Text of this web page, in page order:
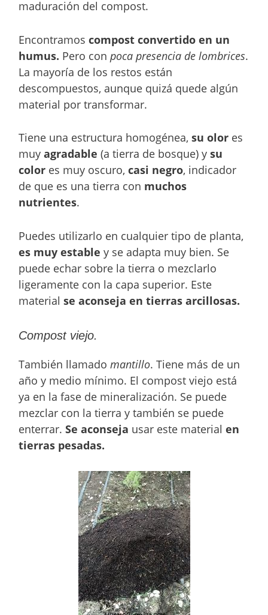
maduración del compost.
Encontramos compost convertido en un
humus. Pero conpoca presencia de lombrices.
La mayoría de los restos están
descompuestos, aunque quizá quede algún
material por transformar.
Tiene una estructura homogénea,su olor es
muyagradable (a tierra de bosque) ysu
color es muy oscuro,casi negro, indicador
de que es una tierra con muchos
nutrientes.
Puedes utilizarlo en cualquier tipo de planta,
es muy estable y se adapta muy bien. Se
puede echar sobre la tierra o mezclarlo
ligeramente con la capa superior. Este
materialse aconseja en tierras arcillosas.
Compost viejo.
También llamado mantillo. Tiene más de un
año y medio mínimo. El compost viejo está
ya en la fase de mineralización. Se puede
mezclar con la tierra y también se puede
enterrar. Se aconseja usar este material en
tierras pesadas.